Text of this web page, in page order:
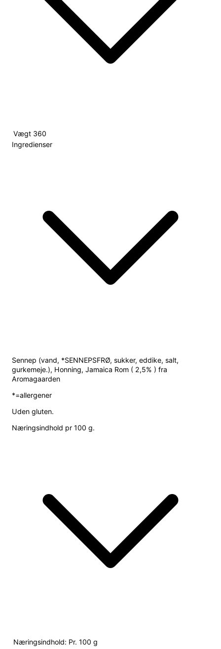
Vægt 360
Ingredienser
Sennep (vand, *SENNEPSFRØ, sukker, eddike, salt,
gurkemeje.), Honning, Jamaica Rom ( 2,5% ) fra
Aromagaarden
*=allergener
Uden gluten.
Næringsindhold pr 100 g.
Næringsindhold: Pr. 100 g